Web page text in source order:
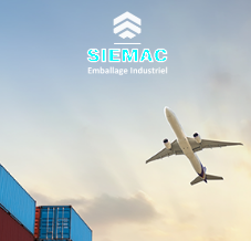
Panneau de gestion des cookies